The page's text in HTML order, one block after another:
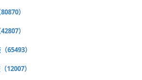
）
）
65493）
12007）